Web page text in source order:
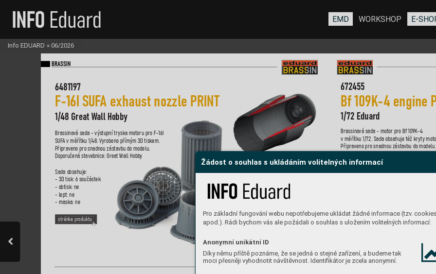
Žádost o souhlas s ukládáním volitelných informací
Pro základní fungování webu nepotřebujeme ukládat žádné informace (tzv. cookies
apod.). Rádi bychom vás ale požádali o souhlas s uložením volitelných informací:
Anonymní unikátní ID
Díky němu příště poznáme, že se jedná o stejné zařízení, a budeme tak
moci přesněji vyhodnotit návštěvnost. Identifikátor je zcela anonymní.
BRASSIN
Brassinová sada - výstupní tryska motoru pro F-16I
SUFA v měřítku 1/48. Vyrobeno přímým 3D tiskem.
Připraveno pro snadnou zástavbu do modelu.
Doporučená stavebnice: Great Wall Hobby
Sada obsahuje:
- 3D tisk: 6 součástek
- obtisk: ne
- lept: ne
- maska: ne
stránka produktu
6481197
F-16I SUFA exhaust nozzle PRINT
1/48 Great Wall Hobby
672455
Bf 109K-4 engine
1/72 Eduard
Brassinová sada - motor pro Bf 109K-4
v měřítku 1/72. Sada obsahuje též kryty
Připraveno pro snadnou zástavbu do modelu.
stránka produktu
EMD WORKSHOP E-
Info EDUARD » 06/2026